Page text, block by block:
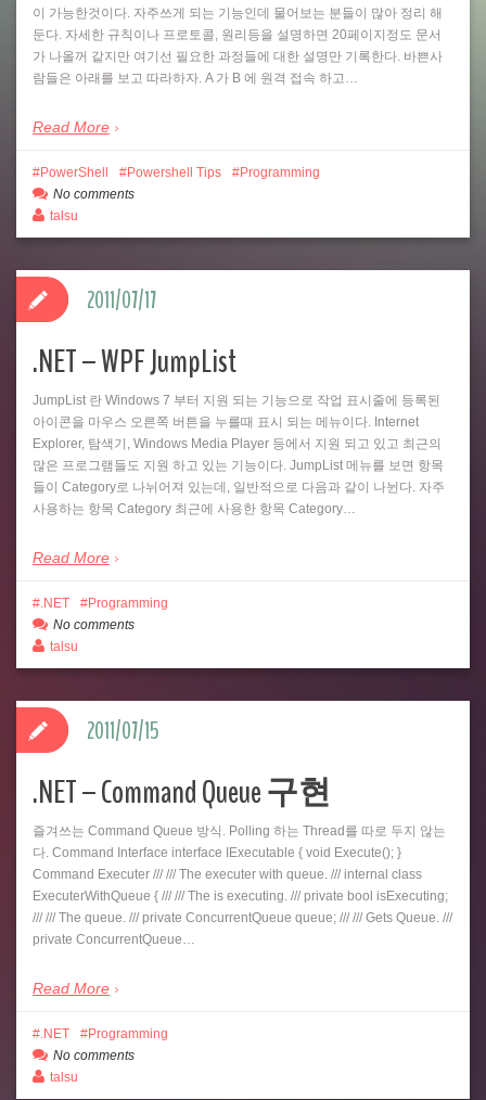
이 가능한것이다. 자주쓰게 되는 기능인데 물어보는 분들이 많아 정리 해
둔다. 자세한 규칙이나 프로토콜, 원리등을 설명하면 20페이지정도 문서
가 나올꺼 같지만 여기선 필요한 과정들에 대한 설명만 기록한다. 바쁜사
람들은 아래를 보고 따라하자. A 가 B 에 원격 접속 하고…
Read More
PowerShell Powershell Tips
Programming
No comments
talsu
.NET – WPF JumpList
JumpList 란 Windows 7 부터 지원 되는 기능으로 작업 표시줄에 등록된
아이콘을 마우스 오른쪽 버튼을 누를때 표시 되는 메뉴이다. Internet
Explorer, 탐색기, Windows Media Player 등에서 지원 되고 있고 최근의
많은 프로그램들도 지원 하고 있는 기능이다. JumpList 메뉴를 보면 항목
들이 Category로 나뉘어져 있는데, 일반적으로 다음과 같이 나뉜다. 자주
사용하는 항목 Category 최근에 사용한 항목 Category…
Read More
2011/07/17
.NET
Programming
No comments
talsu
.NET – Command Queue 구현
즐겨쓰는 Command Queue 방식. Polling 하는 Thread를 따로 두지 않는
다. Command Interface interface IExecutable { void Execute(); }
Command Executer /// /// The executer with queue. /// internal class
ExecuterWithQueue { /// /// The is executing. /// private bool isExecuting;
/// /// The queue. /// private ConcurrentQueue queue; /// /// Gets Queue. ///
private ConcurrentQueue…
Read More
2011/07/15
.NET
Programming
No comments
talsu